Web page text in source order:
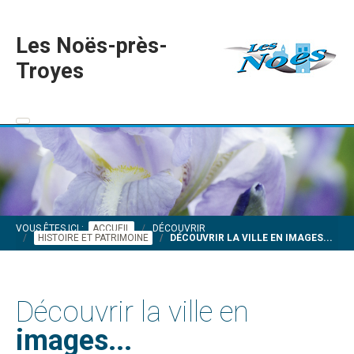
Les Noës-près-
Troyes
VOUS ÊTES ICI : ACCUEIL
DÉCOUVRIR
HISTOIRE ET PATRIMOINE
DÉCOUVRIR LA VILLE EN IMAGES...
Découvrir la ville en
images...